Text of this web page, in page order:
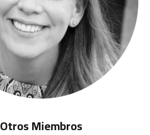
Otros Miembros